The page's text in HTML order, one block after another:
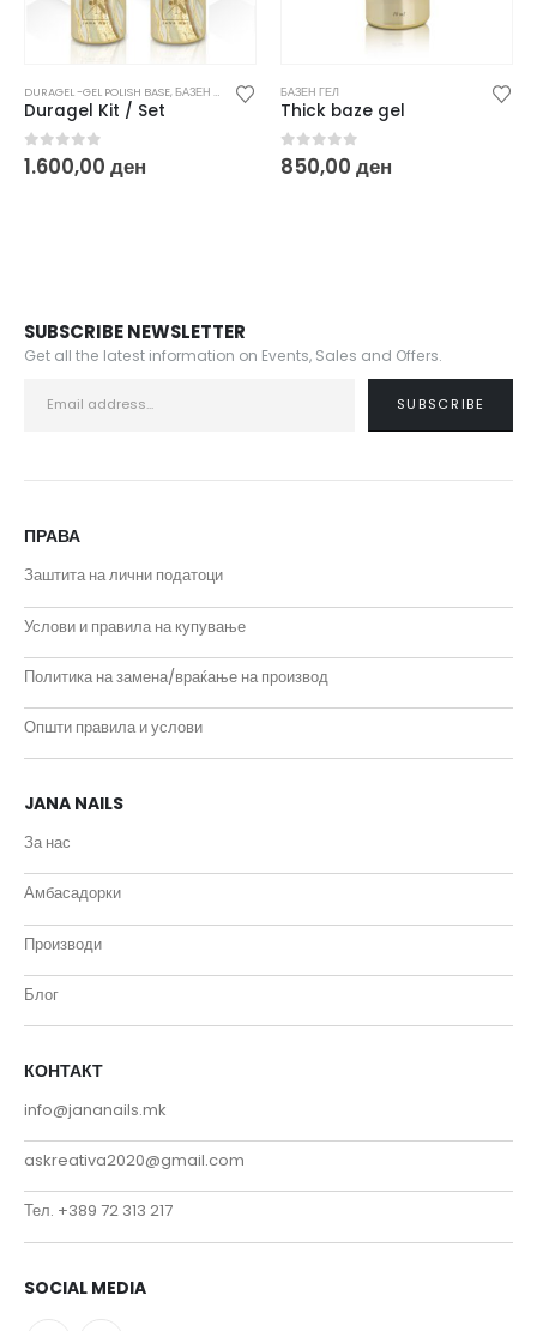
БАЗЕН ГЕЛ
Thick baze gel
0out of 5
850,00 ден
БАЗЕН ГЕЛ
0out of 5
2.500,00ден
SUBSCRIBE NEWSLETTER
Get all the latest information on Events, Sales and Offers.
ПРАВА
Заштита на лични податоци
Услови и правила на купување
Политика на замена/враќање на производ
Општи правила и услови
JANA NAILS
За нас
Амбасадорки
Производи
Блог
КОНТАКТ
info@jananails.mk
askreativa2020@gmail.com
Тел. +389 72 313 217
SOCIAL MEDIA